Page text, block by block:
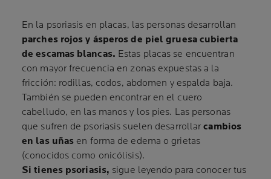
En la psoriasis en placas, las personas desarrollan
parches rojos y ásperos de piel gruesa cubierta
de escamas blancas. Estas placas se encuentran
con mayor frecuencia en zonas expuestas a la
fricción: rodillas, codos, abdomen y espalda baja.
También se pueden encontrar en el cuero
cabelludo, en las manos y los pies. Las personas
que sufren de psoriasis suelen desarrollar cambios
en las uñas en forma de edema o grietas
(conocidos como onicólisis).
Si tienes psoriasis, sigue leyendo para conocer tus